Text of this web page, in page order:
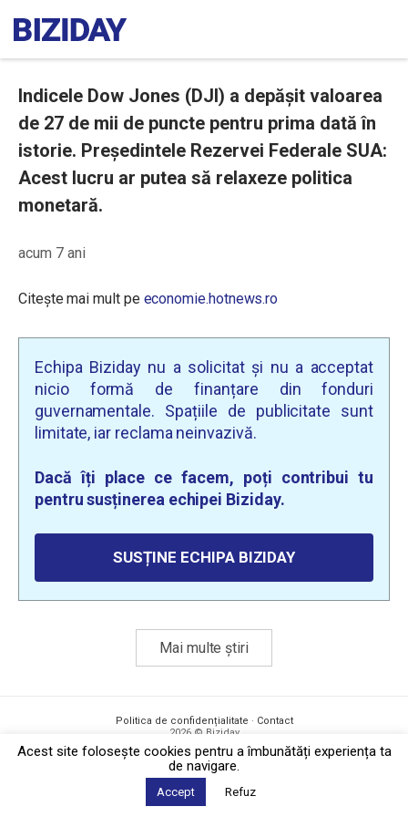
Indicele Dow Jones (DJI) a depășit valoarea
de 27 de mii de puncte pentru prima dată în
istorie. Preşedintele Rezervei Federale SUA:
Acest lucru ar putea să relaxeze politica
monetară.
acum 7 ani
Citește mai mult pe economie.hotnews.ro
Echipa Biziday nu a solicitat și nu a acceptat
nicio formă de finanțare din fonduri
guvernamentale. Spațiile de publicitate sunt
limitate, iar reclama neinvazivă.
Dacă îți place ce facem, poți contribui tu
pentru susținerea echipei Biziday.
SUSȚINE ECHIPA BIZIDAY
Mai multe știri
Politica de confidențialitate · Contact
2026 © Biziday
Acest site foloseşte cookies pentru a îmbunătăți experiența ta
de navigare.
Accept Refuz